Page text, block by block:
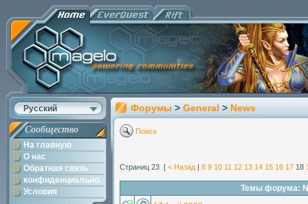
Русский
Сообщество
На главную
О нас
Обратная связь
конфиденциально.
Условия
Форумы > General > News
Поиск
Страниц 23 [ < Назад | 8 9 10 11 12 13 14 15 16 17 18
Темы форума: